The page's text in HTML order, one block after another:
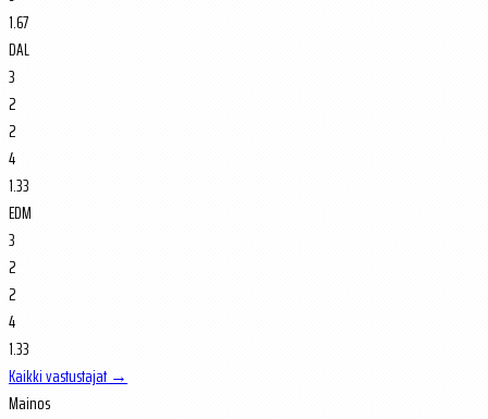
1.67
DAL
3
2
2
4
1.33
EDM
3
2
2
4
1.33
Kaikki vastustajat →
Mainos